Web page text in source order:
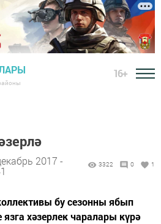
16+
2017 -
3322 0 1
бу сезонны ябып
язга хәзерлек чаралары күрә